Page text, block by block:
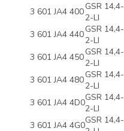
3 601 JA4 400GSR 14,4-
2-LI
3 601 JA4 440GSR 14,4-
2-LI
3 601 JA4 450GSR 14,4-
2-LI
3 601 JA4 480GSR 14,4-
2-LI
3 601 JA4 4D0GSR 14,4-
2-LI
3 601 JA4 4G0GSR 14,4-